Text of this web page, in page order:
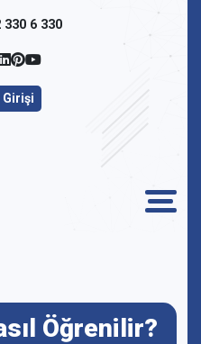
330 6 330
Girişi
Öğrenilir?